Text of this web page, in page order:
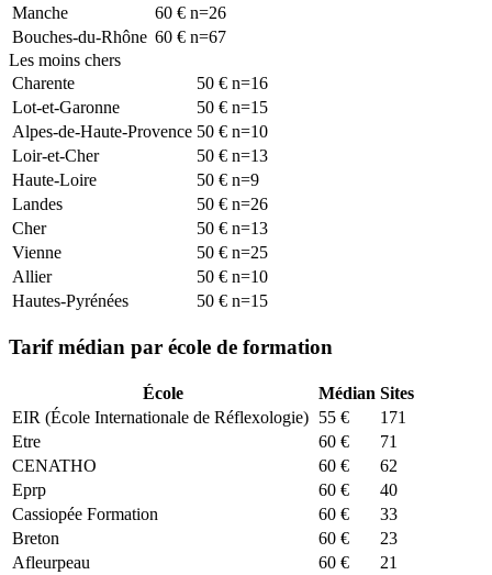
Manche
60 € n=26
Bouches-du-Rhône 60 € n=67
Les moins chers
Charente
50 € n=16
Lot-et-Garonne
50 € n=15
Alpes-de-Haute-Provence 50 € n=10
Loir-et-Cher
50 € n=13
Haute-Loire
50 € n=9
Landes
50 € n=26
Cher
50 € n=13
Vienne
50 € n=25
Allier
50 € n=10
Hautes-Pyrénées
50 € n=15
Tarif médian par école de formation
École Médian Sites
EIR (École Internationale de Réflexologie) 55 €
171
Etre
60 €
71
CENATHO
60 €
62
Eprp
60 €
40
Cassiopée Formation
60 €
33
Breton
60 €
23
Afleurpeau
60 €
21